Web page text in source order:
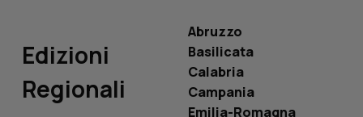
Edizioni
Regionali
Abruzzo
Basilicata
Calabria
Campania
Emilia-Romagna